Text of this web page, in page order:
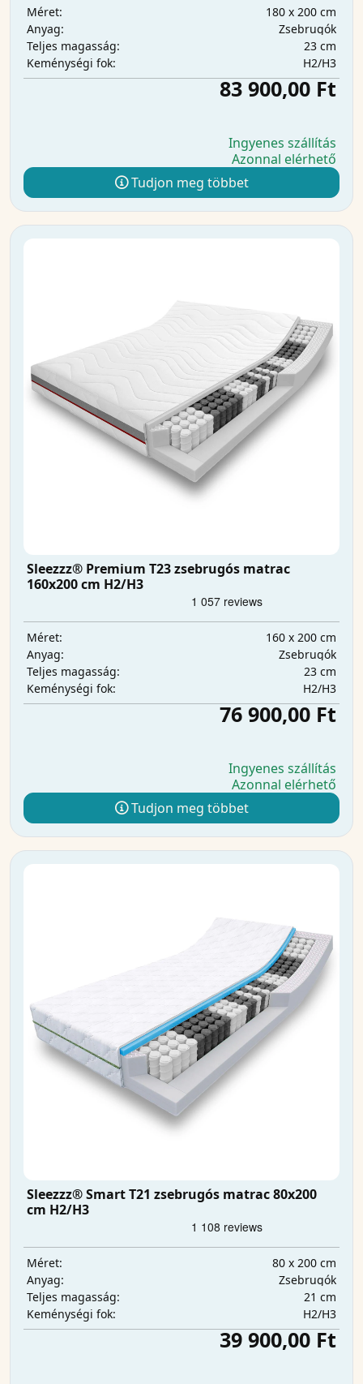
Méret:
180 x 200 cm
Anyag:
Zsebrugók
Teljes magasság:
23 cm
Keménységi fok:
H2/H3
83 900,00 Ft
Ingyenes szállítás
Azonnal elérhető
Tudjon meg többet
Sleezzz® Premium T23 zsebrugós matrac
160x200 cm H2/H3
Méret:
160 x 200 cm
Anyag:
Zsebrugók
Teljes magasság:
23 cm
Keménységi fok:
H2/H3
76 900,00 Ft
Ingyenes szállítás
Azonnal elérhető
Tudjon meg többet
Sleezzz® Smart T21 zsebrugós matrac 80x200
cm H2/H3
Méret:
80 x 200 cm
Anyag:
Zsebrugók
Teljes magasság:
21 cm
Keménységi fok:
H2/H3
39 900,00 Ft